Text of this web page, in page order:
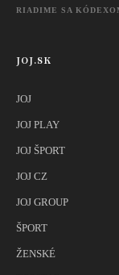
RIADIME SA
JOJ.SK
JOJ
JOJ PLAY
JOJ ŠPORT
JOJ CZ
JOJ GROUP
ŠPORT
ŽENSKÉ